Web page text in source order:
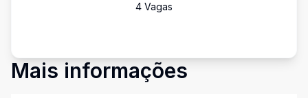
4 Vagas
Mais informações